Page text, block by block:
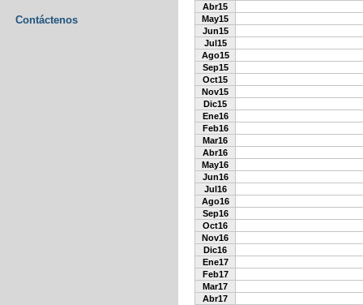
Contáctenos
Abr15
May15
Jun15
Jul15
Ago15
Sep15
Oct15
Nov15
Dic15
Ene16
Feb16
Mar16
Abr16
May16
Jun16
Jul16
Ago16
Sep16
Oct16
Nov16
Dic16
Ene17
Feb17
Mar17
Abr17